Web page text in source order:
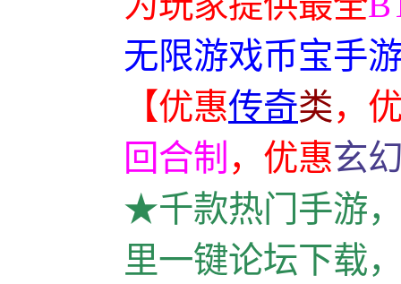
无限游戏币宝手
【优惠传奇类，
回合制 ， 优惠玄
★千款热门手游
里一键论坛下载